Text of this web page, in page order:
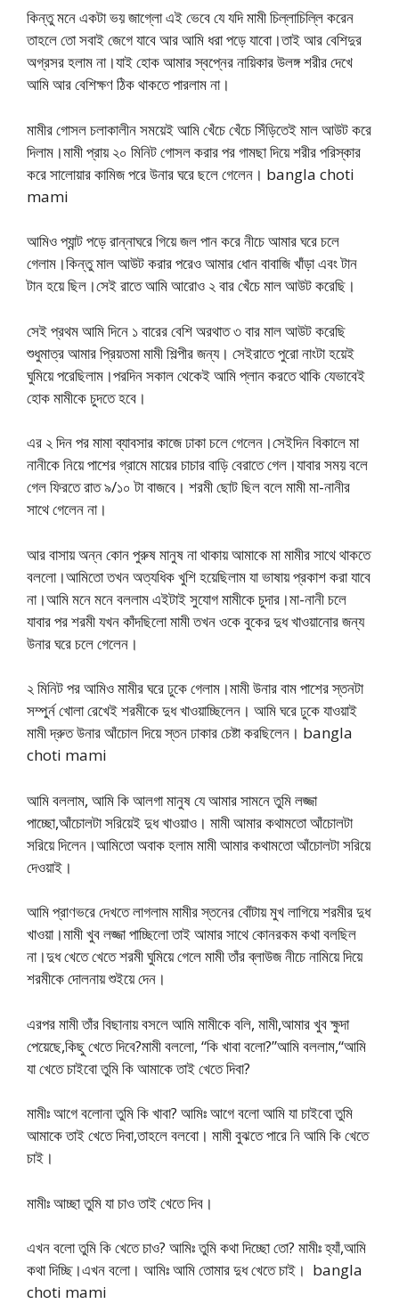
কিন্তু মনে একটা ভয় জাগ্লো এই ভেবে যে যদি মামী চিল্লাচিল্লি করেন
তাহলে তো সবাই জেগে যাবে আর আমি ধরা পড়ে যাবো।তাই আর বেশিদুর
অগ্রসর হলাম না।যাই হোক আমার স্বপ্নের নায়িকার উলঙ্গ শরীর দেখে
আমি আর বেশিক্ষণ ঠিক থাকতে পারলাম না।
মামীর গোসল চলাকালীন সময়েই আমি খেঁচে খেঁচে সিঁড়িতেই মাল আউট করে
দিলাম।মামী প্রায় ২০ মিনিট গোসল করার পর গামছা দিয়ে শরীর পরিস্কার
করে সালোয়ার কামিজ পরে উনার ঘরে ছলে গেলেন। bangla choti
mami
আমিও প্যান্ট পড়ে রান্নাঘরে গিয়ে জল পান করে নীচে আমার ঘরে চলে
গেলাম।কিন্তু মাল আউট করার পরেও আমার ধোন বাবাজি খাঁড়া এবং টান
টান হয়ে ছিল।সেই রাতে আমি আরোও ২ বার খেঁচে মাল আউট করেছি।
সেই প্রথম আমি দিনে ১ বারের বেশি অরথাত ৩ বার মাল আউট করেছি
শুধুমাত্র আমার প্রিয়তমা মামী শিল্পীর জন্য। সেইরাতে পুরো নাংটা হয়েই
ঘুমিয়ে পরেছিলাম।পরদিন সকাল থেকেই আমি প্লান করতে থাকি যেভাবেই
হোক মামীকে চুদতে হবে।
এর ২ দিন পর মামা ব্যাবসার কাজে ঢাকা চলে গেলেন।সেইদিন বিকালে মা
নানীকে নিয়ে পাশের গ্রামে মায়ের চাচার বাড়ি বেরাতে গেল।যাবার সময় বলে
গেল ফিরতে রাত ৯/১০ টা বাজবে। শরমী ছোট ছিল বলে মামী মা-নানীর
সাথে গেলেন না।
আর বাসায় অন্ন কোন পুরুষ মানুষ না থাকায় আমাকে মা মামীর সাথে থাকতে
বললো।আমিতো তখন অত্যধিক খুশি হয়েছিলাম যা ভাষায় প্রকাশ করা যাবে
না।আমি মনে মনে বললাম এইটাই সুযোগ মামীকে চুদার।মা-নানী চলে
যাবার পর শরমী যখন কাঁদছিলো মামী তখন ওকে বুকের দুধ খাওয়ানোর জন্য
উনার ঘরে চলে গেলেন।
২ মিনিট পর আমিও মামীর ঘরে ঢুকে গেলাম।মামী উনার বাম পাশের স্তনটা
সম্পুর্ন খোলা রেখেই শরমীকে দুধ খাওয়াচ্ছিলেন। আমি ঘরে ঢুকে যাওয়াই
মামী দ্রুত উনার আঁচোল দিয়ে স্তন ঢাকার চেষ্টা করছিলেন। bangla
choti mami
আমি বললাম, আমি কি আলগা মানুষ যে আমার সামনে তুমি লজ্জা
পাচ্ছো,আঁচোলটা সরিয়েই দুধ খাওয়াও। মামী আমার কথামতো আঁচোলটা
সরিয়ে দিলেন।আমিতো অবাক হলাম মামী আমার কথামতো আঁচোলটা সরিয়ে
দেওয়াই।
আমি প্রাণভরে দেখতে লাগলাম মামীর স্তনের বোঁটায় মুখ লাগিয়ে শরমীর দুধ
খাওয়া।মামী খুব লজ্জা পাচ্ছিলো তাই আমার সাথে কোনরকম কথা বলছিল
না।দুধ খেতে খেতে শরমী ঘুমিয়ে গেলে মামী তাঁর ব্লাউজ নীচে নামিয়ে দিয়ে
শরমীকে দোলনায় শুইয়ে দেন।
এরপর মামী তাঁর বিছানায় বসলে আমি মামীকে বলি, মামী,আমার খুব ক্ষুদা
পেয়েছে,কিছু খেতে দিবে?মামী বললো, “কি খাবা বলো?”আমি বললাম,“আমি
যা খেতে চাইবো তুমি কি আমাকে তাই খেতে দিবা?
মামীঃ আগে বলোনা তুমি কি খাবা? আমিঃ আগে বলো আমি যা চাইবো তুমি
আমাকে তাই খেতে দিবা,তাহলে বলবো। মামী বুঝতে পারে নি আমি কি খেতে
চাই।
মামীঃ আচ্ছা তুমি যা চাও তাই খেতে দিব।
এখন বলো তুমি কি খেতে চাও? আমিঃ তুমি কথা দিচ্ছো তো? মামীঃ হ্যাঁ,আমি
কথা দিচ্ছি।এখন বলো। আমিঃ আমি তোমার দুধ খেতে চাই। bangla
choti mami